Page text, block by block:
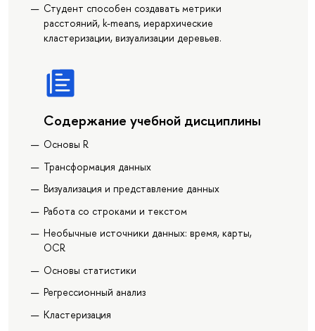
Студент способен создавать метрики
расстояний, k-means, иерархические
кластеризации, визуализации деревьев.
Содержание учебной дисциплины
Основы R
Трансформация данных
Визуализация и представление данных
Работа со строками и текстом
Необычные источники данных: время, карты,
OCR
Основы статистики
Регрессионный анализ
Кластеризация